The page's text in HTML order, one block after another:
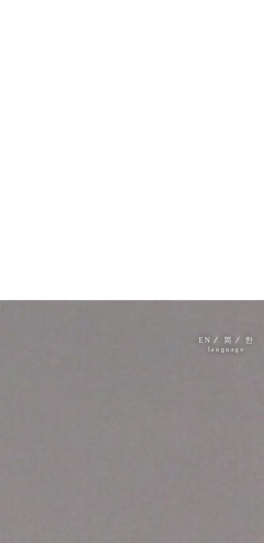
EN 简 한
language